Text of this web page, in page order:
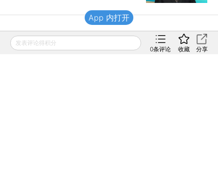
财新移动
发表评论得积分
0条评论 收藏 分享
App 内打开